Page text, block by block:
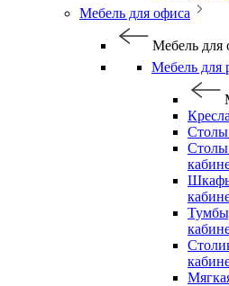
Мебель для офиса
Мебель для
Мебель для
Столы
Столы